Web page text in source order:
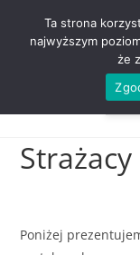
Strażacy
Poniżej
Ta strona
najwyższym
że